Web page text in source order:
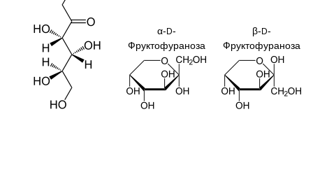
α-D-
Фруктофураноза
β-D-
Фруктофураноза